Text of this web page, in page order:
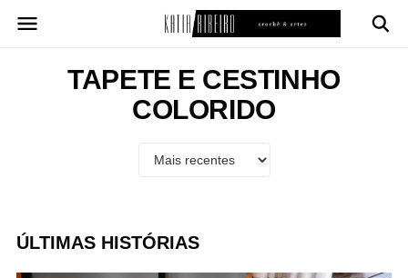
para
TAPETE E CESTINHO
COLORIDO
ÚLTIMAS HISTÓRIAS